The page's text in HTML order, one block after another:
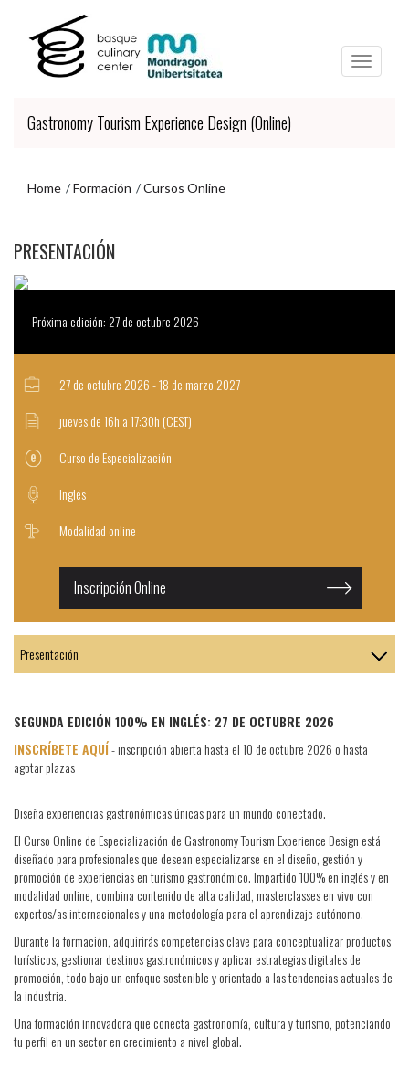
contenido
principal
navegación
Gastronomy Tourism Experience Design (Online)
Home Formación Cursos Online
PRESENTACIÓN
Próxima edición: 27 de octubre 2026
27 de octubre 2026 - 18 de marzo 2027
jueves de 16h a 17:30h (CEST)
Curso de Especialización
Inglés
Modalidad online
Inscripción Online
SEGUNDA EDICIÓN 100% EN INGLÉS: 27 DE OCTUBRE 2026
INSCRÍBETE AQUÍ- inscripción abierta hasta el 10 de octubre 2026 o hasta
agotar plazas
Diseña experiencias gastronómicas únicas para un mundo conectado.
El Curso Online de Especialización de Gastronomy Tourism Experience Design está
diseñado para profesionales que desean especializarse en el diseño, gestión y
promoción de experiencias en turismo gastronómico. Impartido 100% en inglés y en
modalidad online, combina contenido de alta calidad, masterclasses en vivo con
expertos/as internacionales y una metodología para el aprendizaje autónomo.
Durante la formación, adquirirás competencias clave para conceptualizar productos
turísticos, gestionar destinos gastronómicos y aplicar estrategias digitales de
promoción, todo bajo un enfoque sostenible y orientado a las tendencias actuales de
la industria.
Una formación innovadora que conecta gastronomía, cultura y turismo, potenciando
tu perfil en un sector en crecimiento a nivel global.